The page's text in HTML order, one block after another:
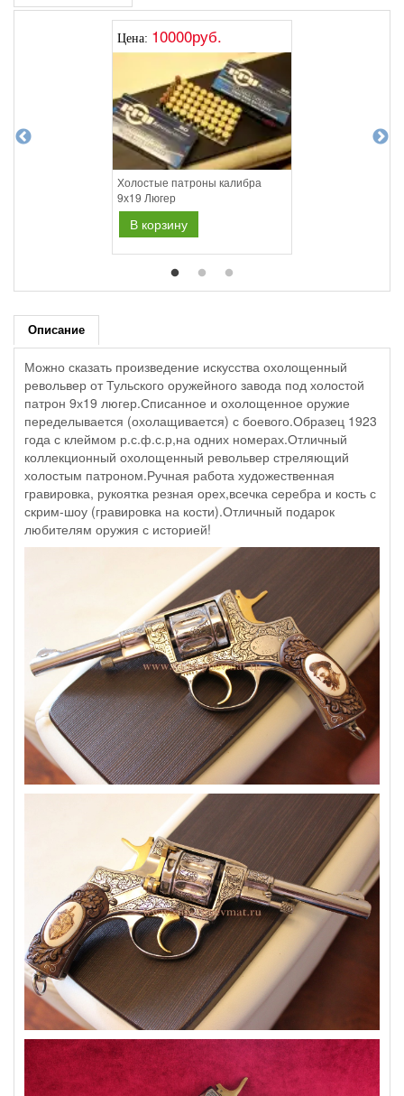
Цена: 10000руб.
Холостые патроны калибра
9х19 Люгер
В корзину
Описание
Можно сказать произведение искусства охолощенный
револьвер от Тульского оружейного завода под холостой
патрон 9х19 люгер.Списанное и охолощенное оружие
переделывается (охолащивается) с боевого.Образец 1923
года с клеймом р.с.ф.с.р,на одних номерах.Отличный
коллекционный охолощенный револьвер стреляющий
холостым патроном.Ручная работа художественная
гравировка, рукоятка резная орех,всечка серебра и кость с
скрим-шоу (гравировка на кости).Отличный подарок
любителям оружия с историей!